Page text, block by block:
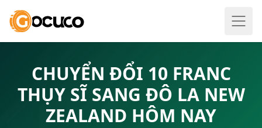
CHUYỂN ĐỔI 10 FRANC
THỤY SĨ SANG ĐÔ LA NEW
ZEALAND HÔM NAY